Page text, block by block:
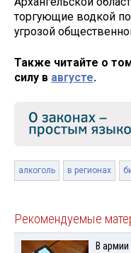
торгующие водкой
угрозой
Также читайте о
силу в августе.
алкоголь в регионах
Рекомендуемые
В